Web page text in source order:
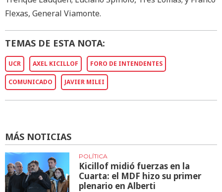
Flexas, General Viamonte.
TEMAS DE ESTA NOTA:
UCR AXEL KICILLOF FORO DE INTENDENTES
COMUNICADO JAVIER MILEI
MÁS NOTICIAS
POLÍTICA
Kicillof midió fuerzas en la
Cuarta: el MDF hizo su primer
plenario en Alberti